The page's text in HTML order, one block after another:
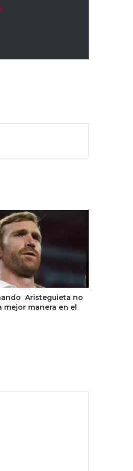
Aristeguieta no
mejor manera en el